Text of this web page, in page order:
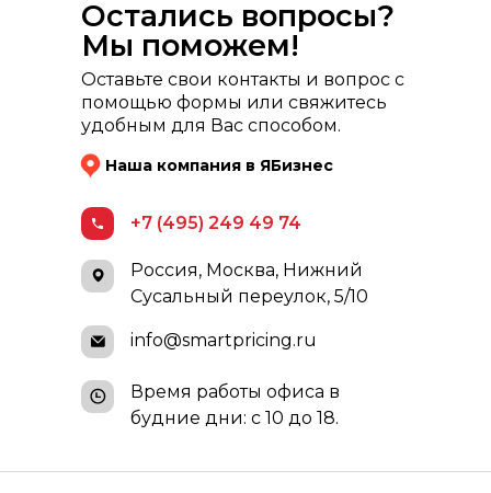
Остались вопросы?
Мы поможем!
Оставьте свои контакты и вопрос с
помощью формы или свяжитесь
удобным для Вас способом.
Наша компания в ЯБизнес
Россия, Москва, Нижний
Сусальный переулок, 5/10
info@smartpricing.ru
Время работы офиса в
будние дни: с 10 до 18.
+7 (495) 249 49 74